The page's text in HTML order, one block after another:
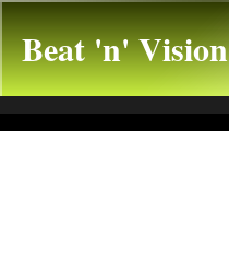
Beat 'n' Vision